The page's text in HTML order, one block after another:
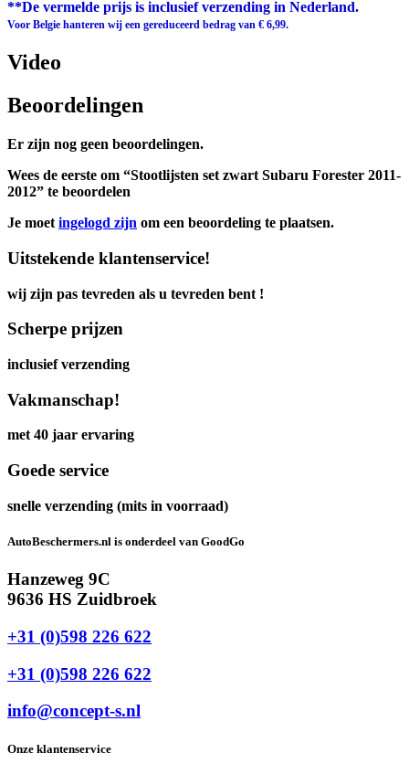
**De vermelde prijs is inclusief verzending in Nederland.
Voor Belgie hanteren wij een gereduceerd bedrag van € 6,99.
Video
Beoordelingen
Er zijn nog geen beoordelingen.
Wees de eerste om “Stootlijsten set zwart Subaru Forester 2011-
2012” te beoordelen
Je moet ingelogd zijn om een beoordeling te plaatsen.
Uitstekende klantenservice!
wij zijn pas tevreden als u tevreden bent !
Scherpe prijzen
inclusief verzending
Vakmanschap!
met 40 jaar ervaring
Goede service
snelle verzending (mits in voorraad)
AutoBeschermers.nl is onderdeel van GoodGo
Hanzeweg 9C
9636 HS Zuidbroek
+31 (0)598 226 622
+31 (0)598 226 622
info@concept-s.nl
Onze klantenservice